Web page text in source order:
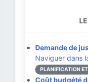
Demande de
Naviguer dans
PLANIFICATION
Coût budgété